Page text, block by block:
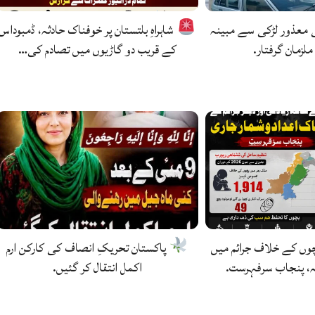
معذور لڑکی سے مبینہ
گرفتار.
شاہراہِ بلتستان پر خوفناک حادثہ،
کے قریب دو گاڑیوں میں تصادم کی…
کے خلاف جرائم میں
پنجاب سرفہرست.
پاکستان تحریکِ انصاف کی کارکن ارم
اکمل انتقال کر گئیں.